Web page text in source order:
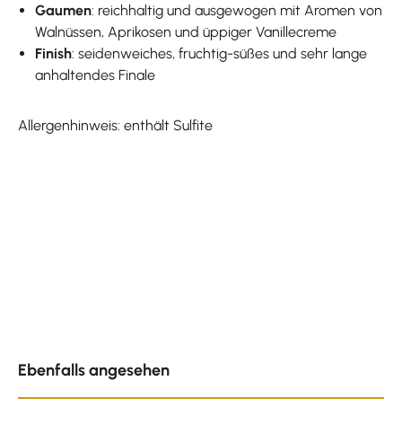
Gaumen: reichhaltig und ausgewogen mit Aromen von
Walnüssen, Aprikosen und üppiger Vanillecreme
Finish: seidenweiches, fruchtig-süßes und sehr lange
anhaltendes Finale
Allergenhinweis: enthält Sulfite
Ebenfalls angesehen